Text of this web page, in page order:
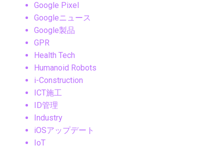
Google Pixel
Googleニュース
Google製品
GPR
Health Tech
Humanoid Robots
i-Construction
ICT施工
ID管理
Industry
iOSアップデート
IoT